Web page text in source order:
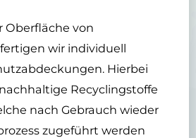
Oberfläche von
wir individuell
Hierbei
Recyclingstoffe
nach Gebrauch wieder
zugeführt werden